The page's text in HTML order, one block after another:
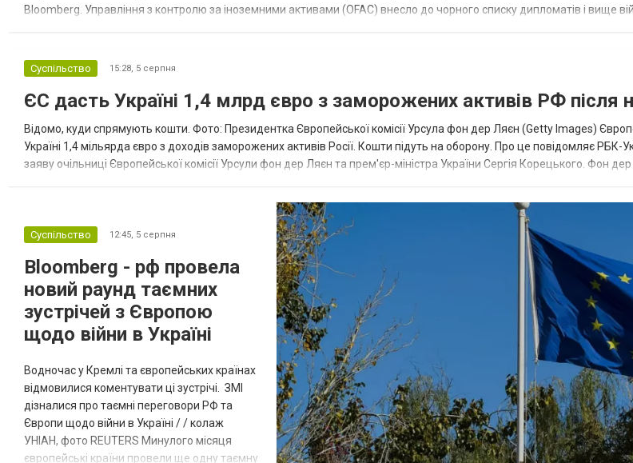
Bloomberg. Управління з контролю за іноземними активами (OFAC) внесло до чорного списку дипломатів і вище
Суспільство 15:28, 5 серпня
ЄС дасть Україні 1,4 млрд євро з заморожених активів РФ після
Відомо, куди спрямують кошти. Фото: Президентка Європейської комісії Урсула фон дер Ляєн (Getty Images)
Україні 1,4 мільярда євро з доходів заморожених активів Росії. Кошти підуть на оборону. Про це повідомляє РБК-
заяву очільниці Європейської комісії Урсули фон дер Ляєн та прем'єр-міністра України Сергія Корецького. Фон
Суспільство 12:45, 5 серпня
Bloomberg - рф провела
новий раунд таємних
зустрічей з Європою
щодо війни в Україні
Водночас у Кремлі та європейських країнах
відмовилися коментувати ці зустрічі. ЗМІ
дізналися про таємні переговори РФ та
Європи щодо війни в Україні / / колаж
УНІАН, фото REUTERS Минулого місяця
європейські країни провели ще одну таємну